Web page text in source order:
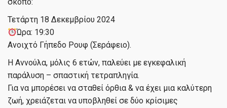
️Τετάρτη 18 Δεκεμβρίου 2024
Ώρα: 19:30
Ανοιχτό Γήπεδο Ρουφ (Σεράφειο).
Η Αννούλα, μόλις 6 ετών, παλεύει με εγκεφαλική
παράλυση – σπαστική τετραπληγία.
Για να μπορέσει να σταθεί όρθια & να έχει μια καλύτερη
ζωή, χρειάζεται να υποβληθεί σε δύο κρίσιμες